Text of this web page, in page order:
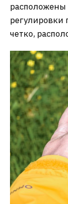
расположены
регулировки
четко,